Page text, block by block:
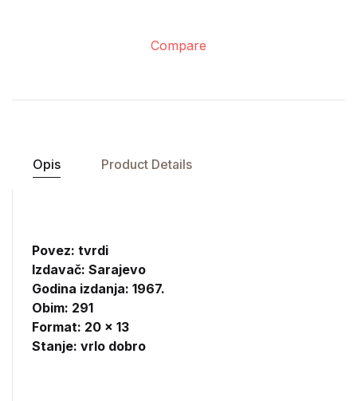
Compare
Opis Product Details
Povez: tvrdi
Izdavač: Sarajevo
Godina izdanja: 1967.
Obim: 291
Format: 20 x 13
Stanje: vrlo dobro